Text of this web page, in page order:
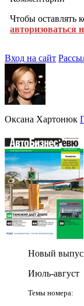
Чтобы оставлять
авторизоваться
Вход на сайт
Оксана Хартонюк
Новый
Июль-август
Темы номера: